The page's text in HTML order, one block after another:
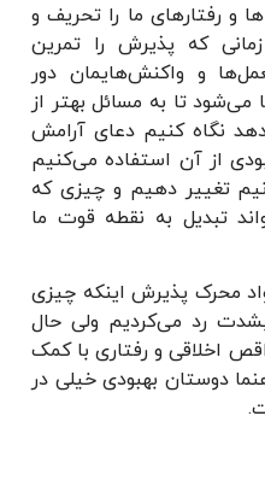
و رفتارهای ما را تحریف و
که پذیرش را تمرین
و واکنش‌هایمان دور
می‌شود تا به مسائل بهتر از
نگاه کنیم دعای آرامش
از آن استفاده می‌کنیم
تغییر دهیم و چیزی که
تبدیل به نقطه قوت ما
محرک پذیرش اینکه چیزی
رد می‌کردیم ولی حال
اخلاقی و رفتاری با کمک
دوستان بهبودی خیلی در